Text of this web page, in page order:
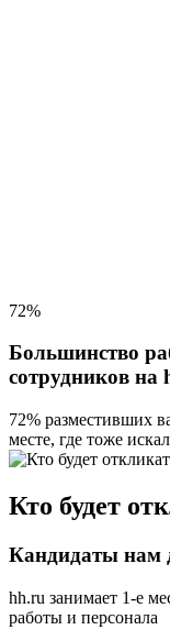
72%
Большинство
сотрудников на
72% разместивших
месте, где тоже
Кто будет
Кандидаты нам
hh.ru занимает 1-е
работы и персонала